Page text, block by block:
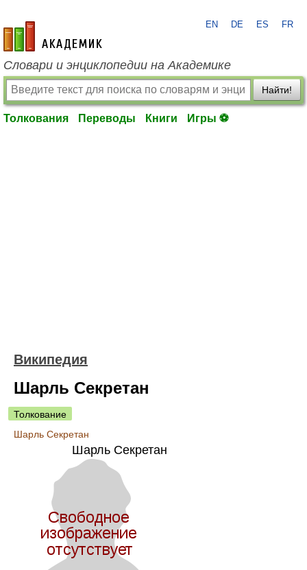
academic.ru
EN DE ES FR
Словари и энциклопедии на Академике
Найти!
Толкования Переводы Книги Игры ⚽
Википедия
Шарль Секретан
Толкование
Шарль Секретан
Шарль Секретан